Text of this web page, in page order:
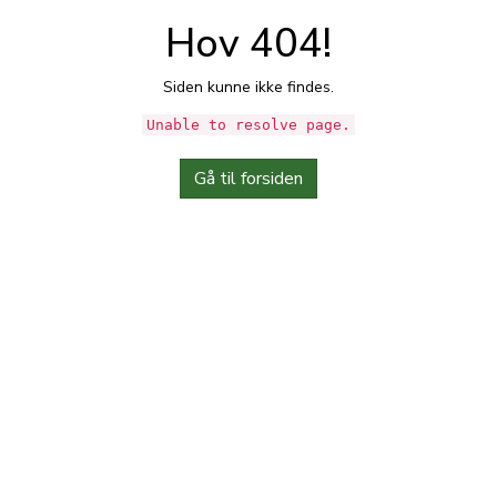
Hov 404!
Siden kunne ikke findes.
Unable to resolve page.
Gå til forsiden